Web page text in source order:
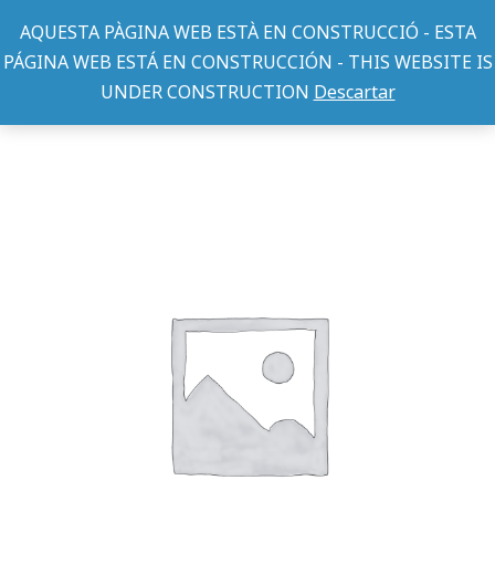
AQUESTA PÀGINA WEB ESTÀ EN CONSTRUCCIÓ - ESTA
PÁGINA WEB ESTÁ EN CONSTRUCCIÓN - THIS WEBSITE IS
UNDER CONSTRUCTION Descartar